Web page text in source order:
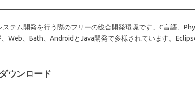
ステム開発を行う際のフリーの総合開発環境です。C言語、
Web、Bath、AndroidとJava開発で多様されています。
ウンロード